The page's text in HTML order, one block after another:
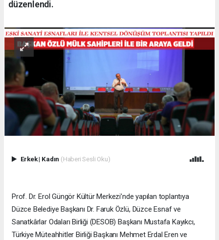
düzenlendi.
Erkek| Kadın (Haberi Sesli Oku)
Prof. Dr. Erol Güngör Kültür Merkezi’nde yapılan toplantıya
Düzce Belediye Başkanı Dr. Faruk Özlü, Düzce Esnaf ve
Sanatkârlar Odaları Birliği (DESOB) Başkanı Mustafa Kayıkcı,
Türkiye Müteahhitler Birliği Başkanı Mehmet Erdal Eren ve